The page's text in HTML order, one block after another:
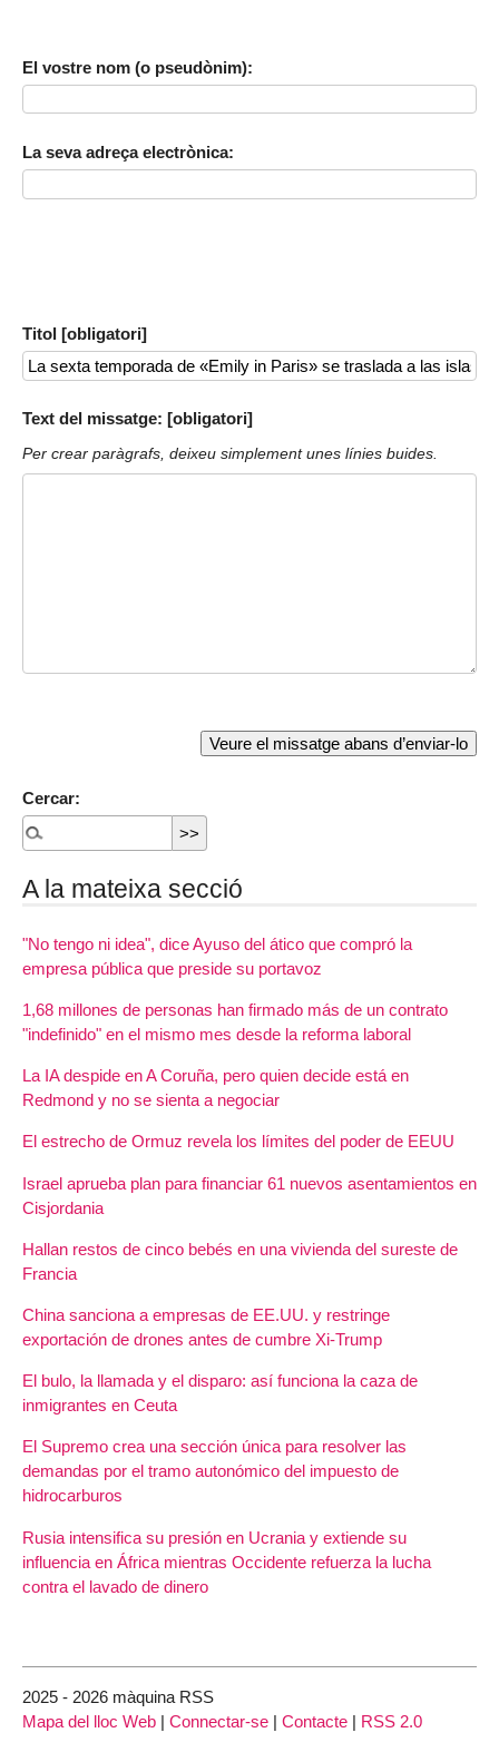
El vostre nom (o pseudònim):
La seva adreça electrònica:
Titol [obligatori]
Text del missatge: [obligatori]
Per crear paràgrafs, deixeu simplement unes línies buides.
Cercar:
A la mateixa secció
"No tengo ni idea", dice Ayuso del ático que compró la
empresa pública que preside su portavoz
1,68 millones de personas han firmado más de un contrato
"indefinido" en el mismo mes desde la reforma laboral
La IA despide en A Coruña, pero quien decide está en
Redmond y no se sienta a negociar
El estrecho de Ormuz revela los límites del poder de EEUU
Israel aprueba plan para financiar 61 nuevos asentamientos en
Cisjordania
Hallan restos de cinco bebés en una vivienda del sureste de
Francia
China sanciona a empresas de EE.UU. y restringe
exportación de drones antes de cumbre Xi-Trump
El bulo, la llamada y el disparo: así funciona la caza de
inmigrantes en Ceuta
El Supremo crea una sección única para resolver las
demandas por el tramo autonómico del impuesto de
hidrocarburos
Rusia intensifica su presión en Ucrania y extiende su
influencia en África mientras Occidente refuerza la lucha
contra el lavado de dinero
2025 - 2026 màquina RSS
Mapa del lloc Web | Connectar-se | Contacte | RSS 2.0